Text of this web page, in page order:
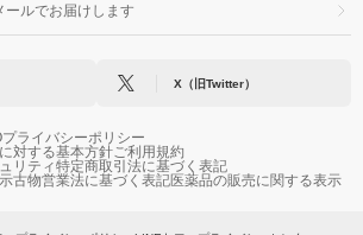
ールでお届けします
X（旧Twitter）
ライバシーポリシー
対する基本方針ご利用規約
リティ特定商取引法に基づく表記
古物営業法に基づく表記医薬品の販売に関する表示